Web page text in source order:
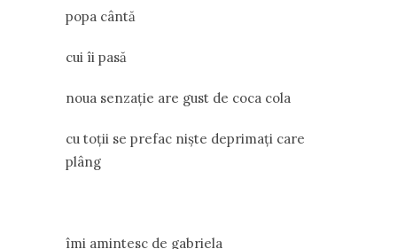
popa cântă
cui îi pasă
noua senzaţie are gust de coca cola
cu toţii se prefac nişte deprimaţi care
plâng
îmi amintesc de gabriela